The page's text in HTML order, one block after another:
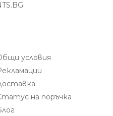
условия
на поръчка